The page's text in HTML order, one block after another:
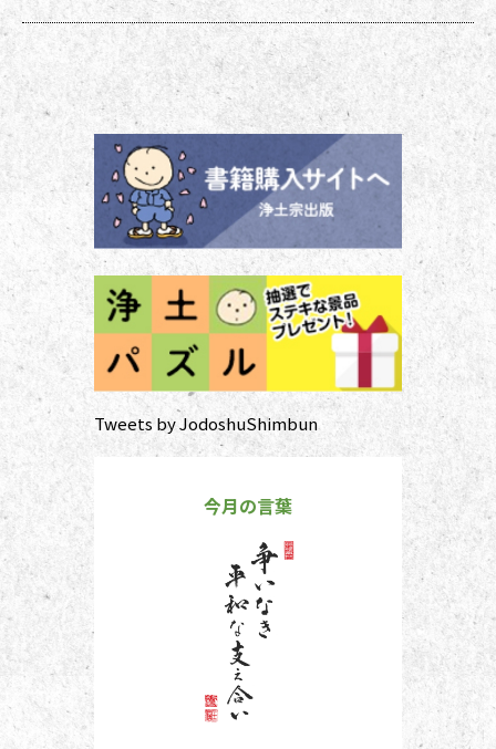
多いのではないでしょうか。作法ば
かり気にしていては、ご先祖さまや
ご本尊さまとしっかりと向き合えま
せん。今号から２回にわたって紹介
する浄土宗の作法の基本をおさえ、
大切な方と向き合い、よりよい時間
を過ごしましょう。 袈裟のつけ方
お参りや法要の時に、ぜひ身に着け
ていた
Tweets by JodoshuShimbun
今月の言葉